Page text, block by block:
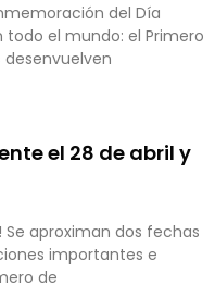
del Día
el mundo: el Primero
el 28 de abril y
aproximan dos fechas
importantes e
de